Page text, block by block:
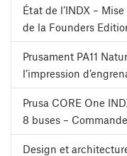
État de l’INDX –
de la Founders
Prusament PA11
l’impression
Prusa CORE One
8 buses –
Design et